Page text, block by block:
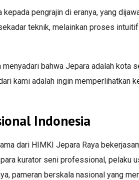
pengrajin di eranya, yang
teknik, melainkan proses
bahwa Jepara adalah kota
kami adalah ingin memperlihatkan
Indonesia
dari HIMKI Jepara Raya
kurator seni professional, pelaku
pameran berskala nasional yang